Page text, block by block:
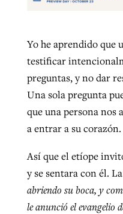
Yo he aprendido que
testificar
preguntas, y no dar
Una sola pregunta
que una persona nos
a entrar a su corazón.
Así que el etíope
y se sentara con él.
abriendo su boca, y
le anunció el evangelio